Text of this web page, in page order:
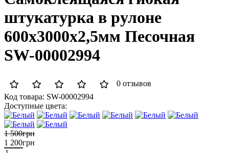
штукатурка в рулоне
600х3000х2,5мм Песочная
SW-00002994
0 отзывов
Код товара: SW-00002994
Доступные цвета:
1 500грн
1 200грн